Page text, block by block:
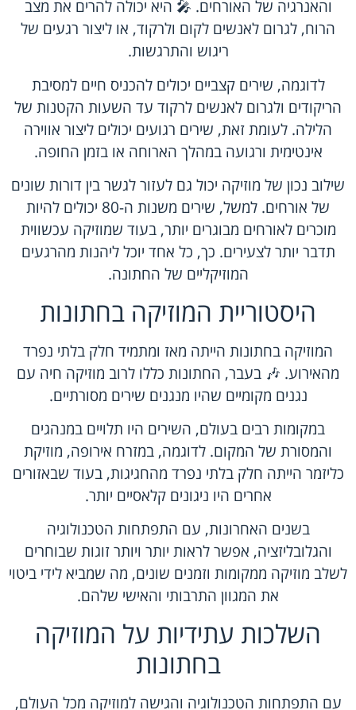
והאנרגיה של האורחים. 🎤 היא יכולה להרים את מצב
הרוח, לגרום לאנשים לקום ולרקוד, או ליצור רגעים של
ריגוש והתרגשות.
לדוגמה, שירים קצביים יכולים להכניס חיים למסיבת
הריקודים ולגרום לאנשים לרקוד עד השעות הקטנות של
הלילה. לעומת זאת, שירים רגועים יכולים ליצור אווירה
אינטימית ורגועה במהלך הארוחה או בזמן החופה.
שילוב נכון של מוזיקה יכול גם לעזור לגשר בין דורות שונים
של אורחים. למשל, שירים משנות ה-80 יכולים להיות
מוכרים לאורחים מבוגרים יותר, בעוד שמוזיקה עכשווית
תדבר יותר לצעירים. כך, כל אחד יוכל ליהנות מהרגעים
המוזיקליים של החתונה.
היסטוריית המוזיקה בחתונות
המוזיקה בחתונות הייתה מאז ומתמיד חלק בלתי נפרד
מהאירוע. 🎶 בעבר, החתונות כללו לרוב מוזיקה חיה עם
נגנים מקומיים שהיו מנגנים שירים מסורתיים.
במקומות רבים בעולם, השירים היו תלויים במנהגים
והמסורת של המקום. לדוגמה, במזרח אירופה, מוזיקת
כליזמר הייתה חלק בלתי נפרד מהחגיגות, בעוד שבאזורים
אחרים היו ניגונים קלאסיים יותר.
בשנים האחרונות, עם התפתחות הטכנולוגיה
והגלובליזציה, אפשר לראות יותר ויותר זוגות שבוחרים
לשלב מוזיקה ממקומות וזמנים שונים, מה שמביא לידי ביטוי
את המגוון התרבותי והאישי שלהם.
השלכות עתידיות על המוזיקה
בחתונות
עם התפתחות הטכנולוגיה והגישה למוזיקה מכל העולם,